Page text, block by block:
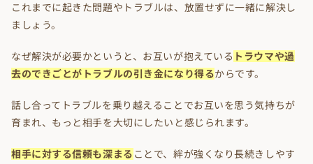
これまでに起きた問題やトラブルは、放置せずに一緒に解決し
ましょう。
なぜ解決が必要かというと、お互いが抱えている トラウマや過
去のできごとがトラブルの引き金になり得るからです。
話し合ってトラブルを乗り越えることでお互いを思う気持ちが
育まれ、もっと相手を大切にしたいと感じられます。
相手に対する信頼も深まる ことで、絆が強くなり長続きしやす